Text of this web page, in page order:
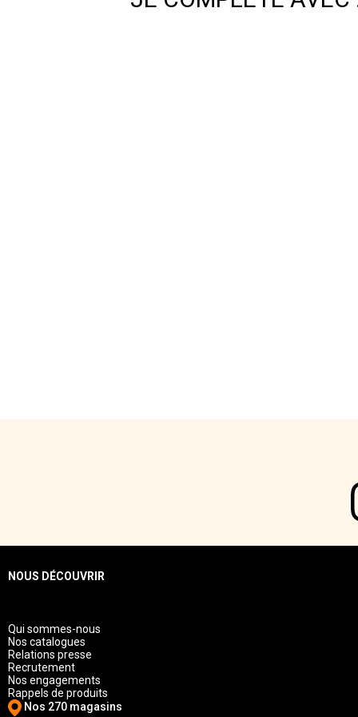
NOUS DÉCOUVRIR
Qui sommes-nous
Nos catalogues
Relations presse
Recrutement
Nos engagements
Rappels de produits
Nos 270 magasins